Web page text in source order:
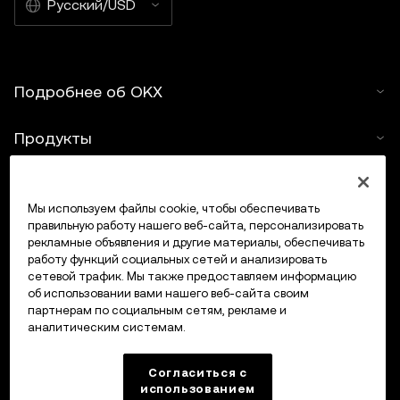
Русский/USD
Подробнее об OKX
Продукты
Поддержка
Купить крипто
Крипто-калькулятор
Мы используем файлы cookie, чтобы обеспечивать
правильную работу нашего веб-сайта, персонализировать
рекламные объявления и другие материалы, обеспечивать
работу функций социальных сетей и анализировать
сетевой трафик. Мы также предоставляем информацию
об использовании вами нашего веб-сайта своим
партнерам по социальным сетям, рекламе и
аналитическим системам.
Согласиться с
использованием